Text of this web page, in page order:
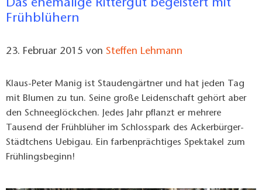
Das ehemalige Rittergut begeistert mit
Frühblühern
23. Februar 2015 von Steffen Lehmann
Klaus-Peter Manig ist Staudengärtner und hat jeden Tag
mit Blumen zu tun. Seine große Leidenschaft gehört aber
den Schneeglöckchen. Jedes Jahr pflanzt er mehrere
Tausend der Frühblüher im Schlosspark des Ackerbürger-
Städtchens Uebigau. Ein farbenprächtiges Spektakel zum
Frühlingsbeginn!